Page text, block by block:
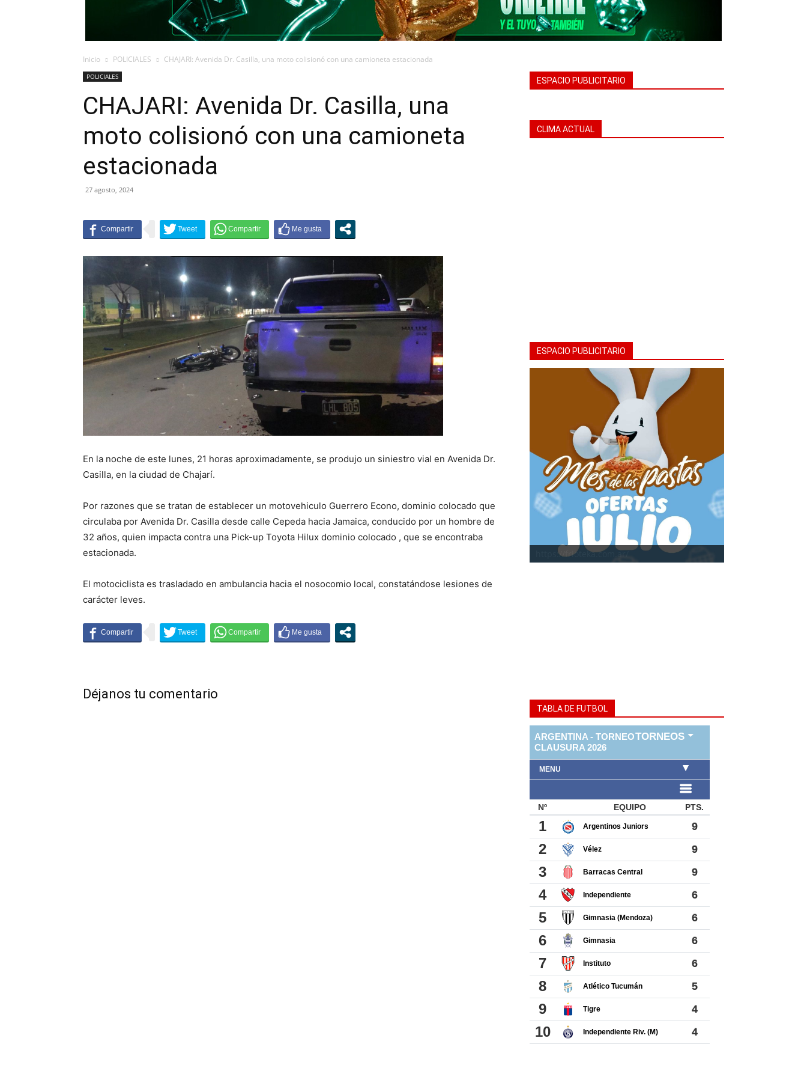
Inicio POLICIALES CHAJARI: Avenida Dr. Casilla, una moto colisionó con una camioneta estacionada
POLICIALES
CHAJARI: Avenida Dr. Casilla, una
moto colisionó con una camioneta
estacionada
27 agosto, 2024
En la noche de este lunes, 21 horas aproximadamente, se produjo un siniestro vial en Avenida Dr.
Casilla, en la ciudad de Chajarí.
Por razones que se tratan de establecer un motovehiculo Guerrero Econo, dominio colocado que
circulaba por Avenida Dr. Casilla desde calle Cepeda hacia Jamaica, conducido por un hombre de
32 años, quien impacta contra una Pick-up Toyota Hilux dominio colocado , que se encontraba
estacionada.
El motociclista es trasladado en ambulancia hacia el nosocomio local, constatándose lesiones de
carácter leves.
Déjanos tu comentario
ESPACIO PUBLICITARIO
CLIMA ACTUAL
ESPACIO PUBLICITARIO
https://frioteka.com.ar/
TABLA DE FUTBOL